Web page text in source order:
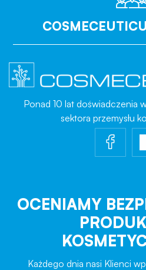
Ponad 10 lat doświadczenia
sektora przemysłu
OCENIAMY
Każdego dnia nasi Klienci